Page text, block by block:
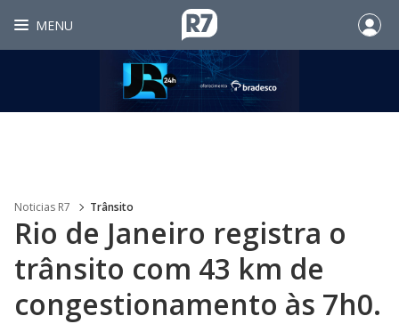
MENU
Noticias R7 Trânsito
Rio de Janeiro registra o
trânsito com 43 km de
congestionamento às 7h0.